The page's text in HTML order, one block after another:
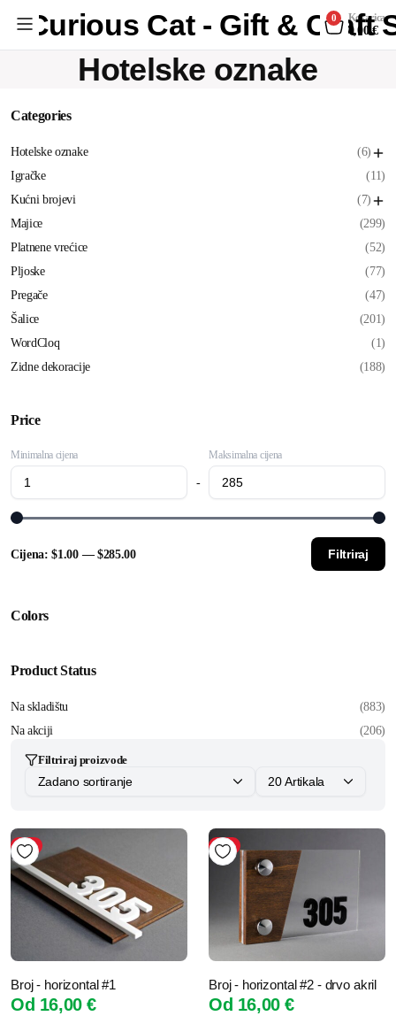
Curious Cat - Gift & Craft
0 Košarica
0,00€
Hotelske oznake
Filtriraj proizvode
45%
Broj - horizontal #1
Od 16,00€
45%
Broj - horizontal #2 - drvo akril
Od 16,00€
Categories
Hotelske oznake
(6)
Igračke
(11)
Kućni brojevi
(7)
Majice
(299)
Platnene vrećice
(52)
Pljoske
(77)
Pregače
(47)
Šalice
(201)
WordCloq
(1)
Zidne dekoracije
(188)
Price
Minimalna cijena
-
Maksimalna cijena
Cijena:$1.00— $285.00 Filtriraj
Colors
Product Status
Na skladištu
(883)
Na akciji
(206)